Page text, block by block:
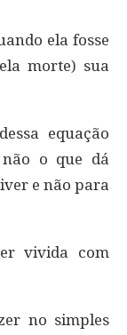
ela fosse
morte) sua
equação
o que dá
e não para
vivida com
no simples